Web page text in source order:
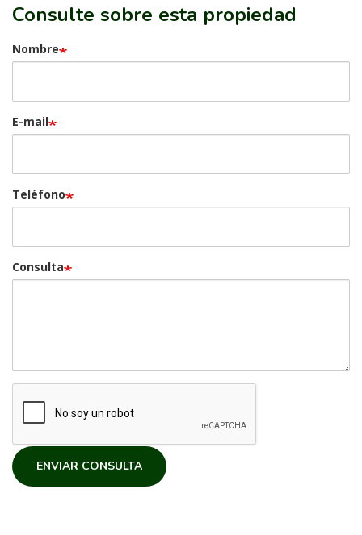
Consulte sobre esta propiedad
Nombre
E-mail
Teléfono
Consulta
ENVIAR CONSULTA